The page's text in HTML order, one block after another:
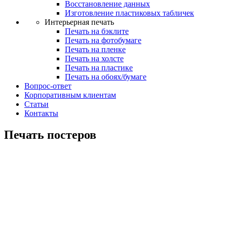
Восстановление данных
Изготовление пластиковых табличек
Интерьерная печать
Печать на бэклите
Печать на фотобумаге
Печать на пленке
Печать на холсте
Печать на пластике
Печать на обоях/бумаге
Вопрос-ответ
Корпоративным клиентам
Статьи
Контакты
Печать постеров